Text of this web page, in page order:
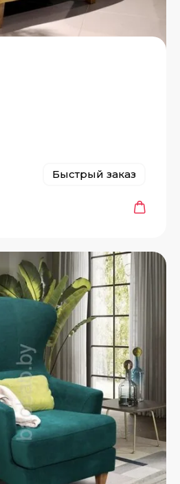
Быстрый заказ